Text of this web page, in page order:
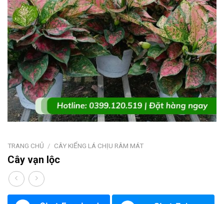
TRANG CHỦ / CÂY KIỂNG LÁ CHỊU RÂM MÁT
Cây vạn lộc